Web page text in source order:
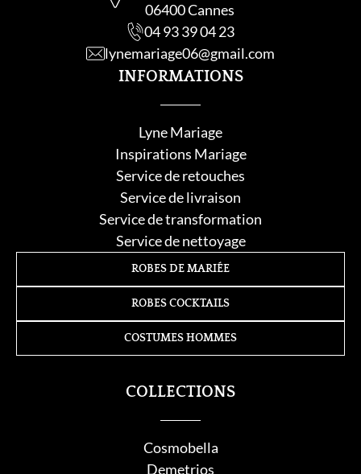
06400 Cannes
04 93 39 04 23
lynemariage06@gmail.com
INFORMATIONS
Lyne Mariage
Inspirations Mariage
Service de retouches
Service de livraison
Service de transformation
Service de nettoyage
COLLECTIONS
Cosmobella
Demetrios
ROBES DE MARIÉE
ROBES COCKTAILS
COSTUMES HOMMES